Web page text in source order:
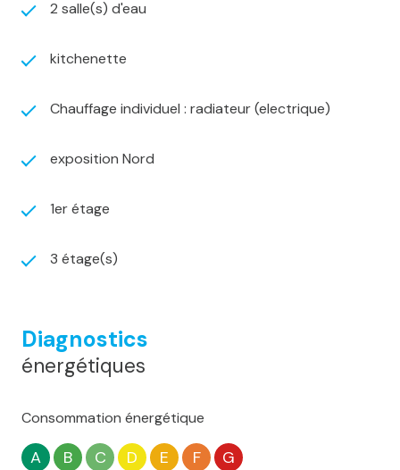
représente une opportunité supplémentaire pour
Facilité de stationnement
Pour plus d’informations ou pour organiser une visite,
Agent commercial immatriculé au RSAC de Metz sous
2 salle(s) d'eau
kitchenette
Chauffage individuel : radiateur (electrique)
exposition Nord
1er étage
3 étage(s)
Diagnostics
énergétiques
Consommation énergétique
A B C D E F G